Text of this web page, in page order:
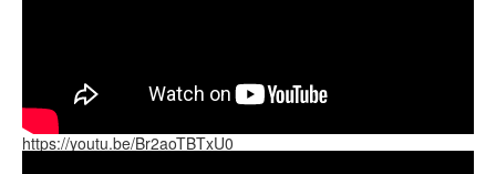
https://youtu.be/Br2aoTBTxU0